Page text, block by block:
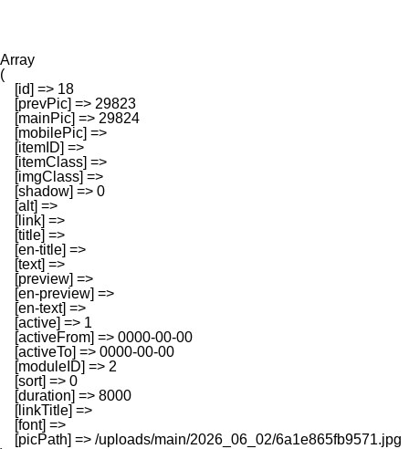
Array
(
    [id] => 18
    [prevPic] => 29823
    [mainPic] => 29824
    [mobilePic] =>
    [itemID] =>
    [itemClass] =>
    [imgClass] =>
    [shadow] => 0
    [alt] =>
    [link] =>
    [title] =>
    [en-title] =>
    [text] =>
    [preview] =>
    [en-preview] =>
    [en-text] =>
    [active] => 1
    [activeFrom] => 0000-00-00
    [activeTo] => 0000-00-00
    [moduleID] => 2
    [sort] => 0
    [duration] => 8000
    [linkTitle] =>
    [font] =>
    [picPath] => /uploads/main/2026_06_02/6a1e865fb9571.jpg